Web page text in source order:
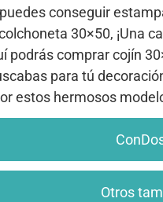
conseguir
30×50, ¡Una
podrás comprar cojín
para tú
estos hermosos
Otros